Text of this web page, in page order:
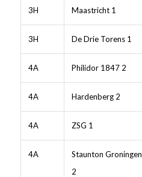
3H Maastricht 1
3H De Drie Torens 1
4A Philidor 1847 2
4A Hardenberg 2
4A ZSG 1
4A
Staunton Groningen
2